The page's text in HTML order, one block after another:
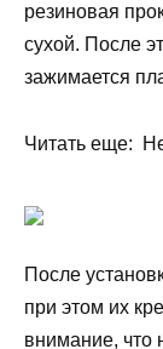
резиновая
сухой. После
зажимается
Читать еще:
После
при этом их
внимание, что